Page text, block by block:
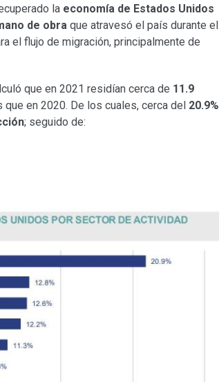
la economía de Estados Unidos
de obra que atravesó el país durante el
el flujo de migración, principalmente de
que en 2021 residían cerca de 11.9
que en 2020. De los cuales, cerca del 20.9%
; seguido de: